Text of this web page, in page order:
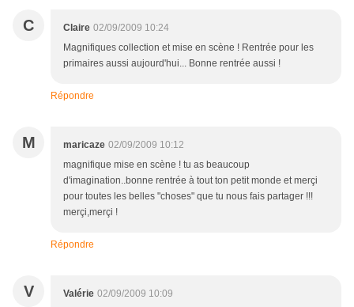
C Claire 02/09/2009 10:24
Magnifiques collection et mise en scène ! Rentrée pour les
primaires aussi aujourd'hui... Bonne rentrée aussi !
Répondre
M maricaze 02/09/2009 10:12
magnifique mise en scène ! tu as beaucoup
d'imagination..bonne rentrée à tout ton petit monde et merçi
pour toutes les belles "choses" que tu nous fais partager !!!
merçi,merçi !
Répondre
V Valérie 02/09/2009 10:09